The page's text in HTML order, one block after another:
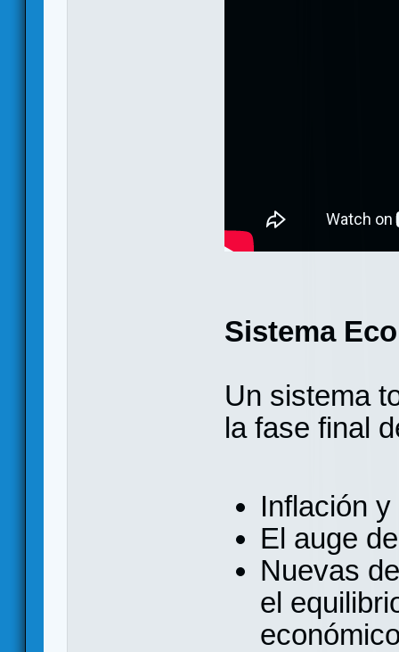
Sistema
Un sistema
la fase final
Inflación
El auge
Nuevas
el